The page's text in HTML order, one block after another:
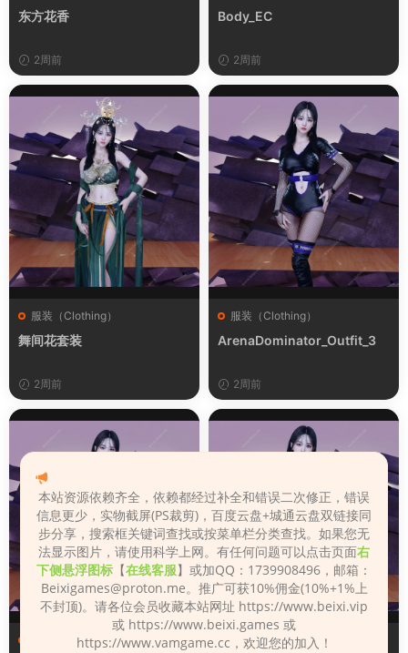
东方花香
2周前
Body_EC
2周前
服装（Clothing）
舞间花套装
2周前
服装（Clothing）
ArenaDominator_Outfit_3
2周前
服装（Clothing） 服装（Clothing）
本站资源依赖齐全，依赖都经过补全和错误二次修正，错误
信息更少，实物截屏(PS裁剪)，百度云盘+城通云盘双链接同
步分享，搜索框关键词查找或按菜单栏分类查找。如果您无
法显示图片，请使用科学上网。有任何问题可以点击页面右
下侧悬浮图标 【在线客服】或加QQ：1739908496，邮箱：
Beixigames@proton.me。推广可获10%佣金(10%+1%上
不封顶)。请各位会员收藏本站网址 https://www.beixi.vip
或 https://www.beixi.games 或
https://www.vamgame.cc，欢迎您的加入！